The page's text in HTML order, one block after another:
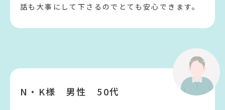
話も大事にして下さるのでとても安心できます。
N・K様 男性 50代